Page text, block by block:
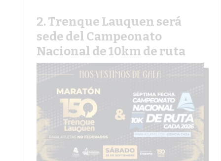
Trenque Lauquen será
sede del Campeonato
Nacional de 10km de ruta